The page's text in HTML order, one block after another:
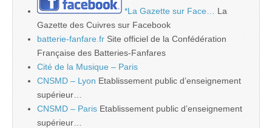
*La Gazette sur Face…
La
Gazette des Cuivres sur Facebook
batterie-fanfare.fr Site officiel de la Confédération
Française des Batteries-Fanfares
Cité de la Musique – Paris
CNSMD – Lyon Etablissement public d’enseignement
supérieur…
CNSMD – Paris Etablissement public d’enseignement
supérieur…